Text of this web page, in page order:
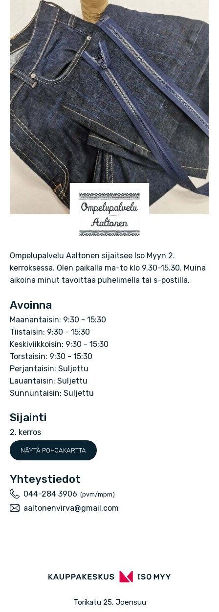
p
e
u
p
a
l
v
l
u
A
a
l
t
Ompelupalvelu Aaltonen sijaitsee Iso Myyn 2.
kerroksessa. Olen paikalla ma-to klo 9.30-15.30. Muina
aikoina minut tavoittaa puhelimella tai s-postilla.
Avoinna
Maanantaisin: 9:30 - 15:30
Tiistaisin: 9:30 - 15:30
Keskiviikkoisin: 9:30 - 15:30
Torstaisin: 9:30 - 15:30
Perjantaisin: Suljettu
Lauantaisin: Suljettu
Sunnuntaisin: Suljettu
Sijainti
2. kerros
NÄYTÄ POHJAKARTTA
Yhteystiedot
P
u
044-284 3906 (pvm/mpm)
S
aaltonenvirva@gmail.com
Torikatu 25, Joensuu